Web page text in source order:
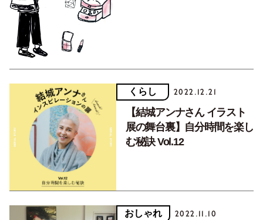
くらし 2022.12.21
【結城アンナさん イラスト
展の舞台裏】自分時間を楽し
む秘訣 Vol.12
おしゃれ 2022.11.10